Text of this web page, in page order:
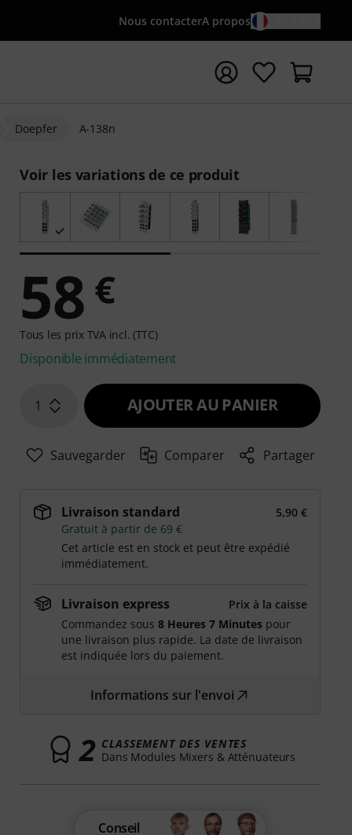
Nous contacterA propos
la recherche avec le terme de recherche
Doepfer A-138n
Voir les variations de ce produit
58 €
Tous les prix TVA incl. (TTC)
Disponible immédiatement
1 AJOUTER AU PANIER
Sauvegarder Comparer Partager
Livraison standard
5,90 €
Gratuit à partir de 69 €
Cet article est en stock et peut être expédié
immédiatement.
Livraison express
Prix à la caisse
Commandez sous8 Heures 7 Minutes pour
une livraison plus rapide. La date de livraison
est indiquée lors du paiement.
Informations sur l'envoi
2 CLASSEMENT DES VENTES
Dans Modules Mixers & Atténuateurs
Conseil